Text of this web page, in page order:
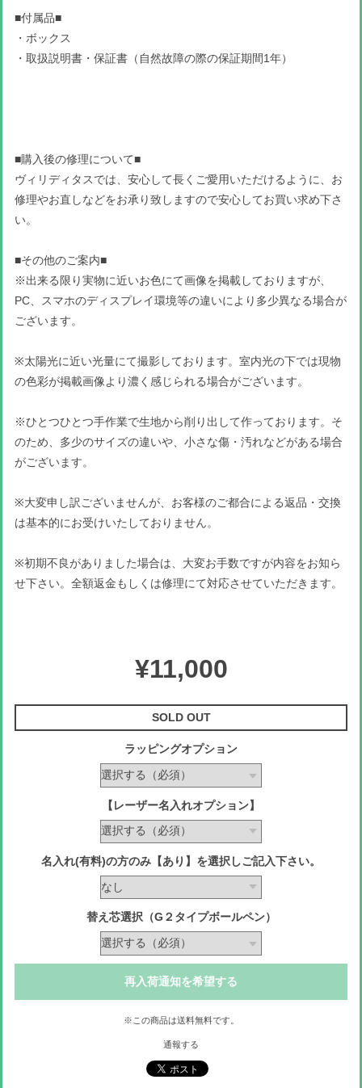
■付属品■
・ボックス
・取扱説明書・保証書（自然故障の際の保証期間1年）
■購入後の修理について■
ヴィリディタスでは、安心して長くご愛用いただけるように、お
修理やお直しなどをお承り致しますので安心してお買い求め下さ
い。
■その他のご案内■
※出来る限り実物に近いお色にて画像を掲載しておりますが、
PC、スマホのディスプレイ環境等の違いにより多少異なる場合が
ございます。
※太陽光に近い光量にて撮影しております。室内光の下では現物
の色彩が掲載画像より濃く感じられる場合がございます。
※ひとつひとつ手作業で生地から削り出して作っております。そ
のため、多少のサイズの違いや、小さな傷・汚れなどがある場合
がございます。
※大変申し訳ございませんが、お客様のご都合による返品・交換
は基本的にお受けいたしておりません。
※初期不良がありました場合は、大変お手数ですが内容をお知ら
せ下さい。全額返金もしくは修理にて対応させていただきます。
¥11,000
SOLD OUT
ラッピングオプション
【レーザー名入れオプション】
名入れ(有料)の方のみ【あり】を選択しご記入下さい。
替え芯選択（G２タイプボールペン）
再入荷通知を希望する
※この商品は送料無料です。
通報する